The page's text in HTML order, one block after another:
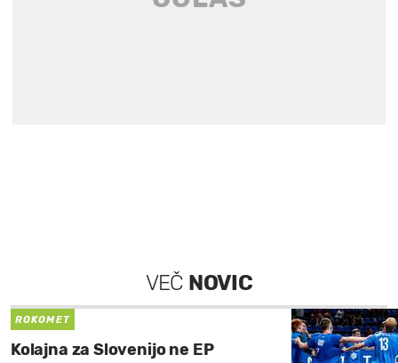
VEČ NOVIC
ROKOMET
Kolajna za Slovenijo ne EP